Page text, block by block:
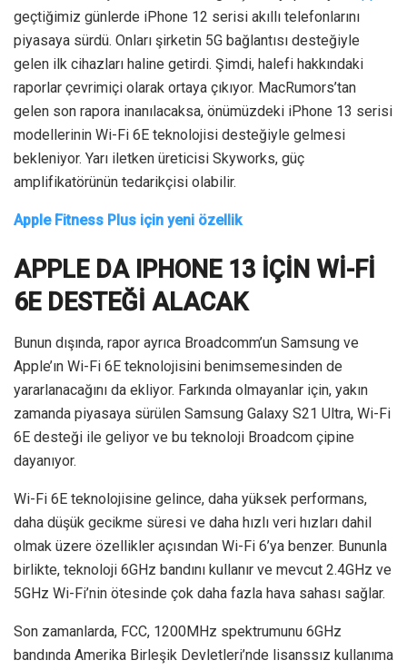
geçtiğimiz günlerde iPhone 12 serisi akıllı telefonlarını
piyasaya sürdü. Onları şirketin 5G bağlantısı desteğiyle
gelen ilk cihazları haline getirdi. Şimdi, halefi hakkındaki
raporlar çevrimiçi olarak ortaya çıkıyor. MacRumors’tan
gelen son rapora inanılacaksa, önümüzdeki iPhone 13 serisi
modellerinin Wi-Fi 6E teknolojisi desteğiyle gelmesi
bekleniyor. Yarı iletken üreticisi Skyworks, güç
amplifikatörünün tedarikçisi olabilir.
Apple Fitness Plus için yeni özellik
APPLE DA IPHONE 13 İÇİN Wİ-Fİ
6E DESTEĞİ ALACAK
Bunun dışında, rapor ayrıca Broadcomm’un Samsung ve
Apple’ın Wi-Fi 6E teknolojisini benimsemesinden de
yararlanacağını da ekliyor. Farkında olmayanlar için, yakın
zamanda piyasaya sürülen Samsung Galaxy S21 Ultra, Wi-Fi
6E desteği ile geliyor ve bu teknoloji Broadcom çipine
dayanıyor.
Wi-Fi 6E teknolojisine gelince, daha yüksek performans,
daha düşük gecikme süresi ve daha hızlı veri hızları dahil
olmak üzere özellikler açısından Wi-Fi 6’ya benzer. Bununla
birlikte, teknoloji 6GHz bandını kullanır ve mevcut 2.4GHz ve
5GHz Wi-Fi’nin ötesinde çok daha fazla hava sahası sağlar.
Son zamanlarda, FCC, 1200MHz spektrumunu 6GHz
bandında Amerika Birleşik Devletleri’nde lisanssız kullanıma